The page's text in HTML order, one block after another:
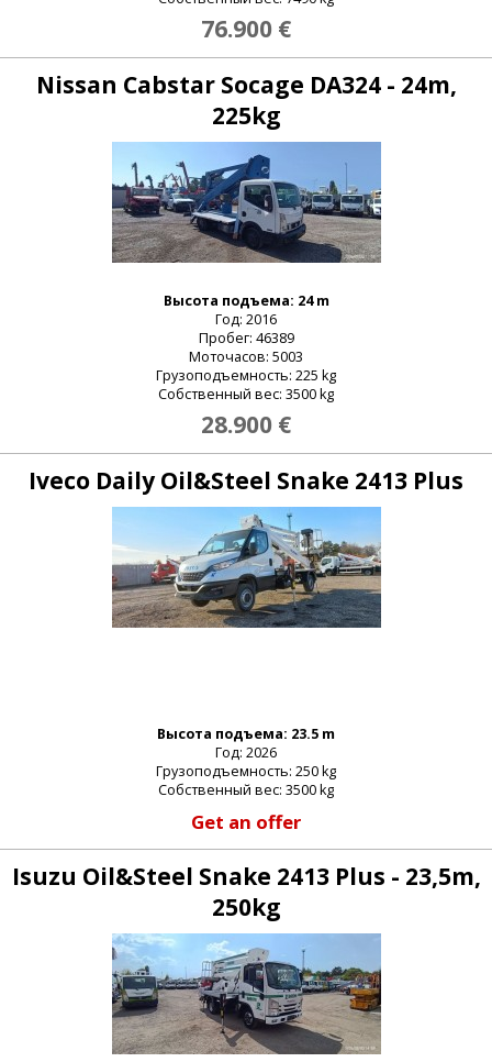
76.900 €
Nissan Cabstar Socage DA324 - 24m,
225kg
Высота подъема: 24 m
Год: 2016
Пробег: 46389
Моточасов: 5003
Грузоподъемность: 225 kg
Собственный вес: 3500 kg
28.900 €
Iveco Daily Oil&Steel Snake 2413 Plus
Высота подъема: 23.5 m
Год: 2026
Грузоподъемность: 250 kg
Собственный вес: 3500 kg
Get an offer
Isuzu Oil&Steel Snake 2413 Plus - 23,5m,
250kg